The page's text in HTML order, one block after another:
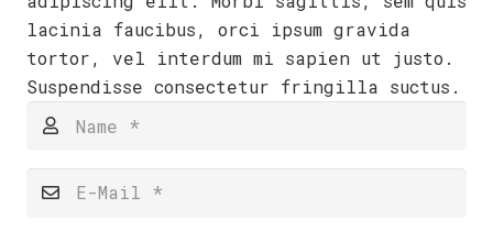
lacinia faucibus, orci ipsum gravida
tortor, vel interdum mi sapien ut justo.
Suspendisse consectetur fringilla suctus.